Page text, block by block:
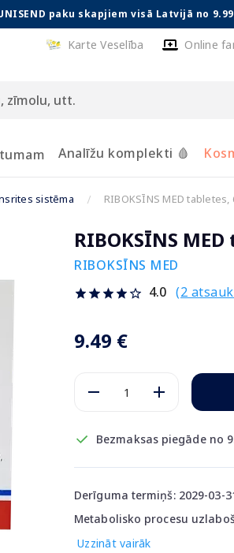
paku skapjiem visā Latvijā no
Karte Veselība Online
Analīžu komplekti 🩸
sistēma RIBOKSĪNS MED tabletes,
RIBOKSĪNS
RIBOKSĪNS MED
4.0 (2
9.49 €
Bezmaksas piegāde no
Derīguma termiņš: 2029-03-
Metabolisko procesu
Uzzināt vairāk